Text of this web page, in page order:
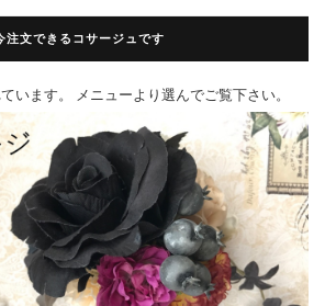
注文できるコサージュです
います。 メニューより選んでご覧下さい。